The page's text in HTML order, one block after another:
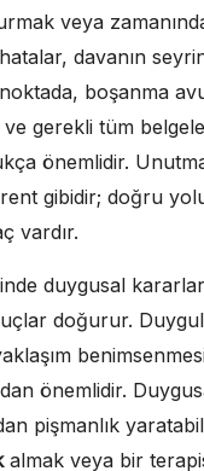
veya
davanın
boşanma
gerekli tüm
önemlidir.
gibidir; doğru
vardır.
duygusal
doğurur.
önemlidir.
pişmanlık
almak veya bir